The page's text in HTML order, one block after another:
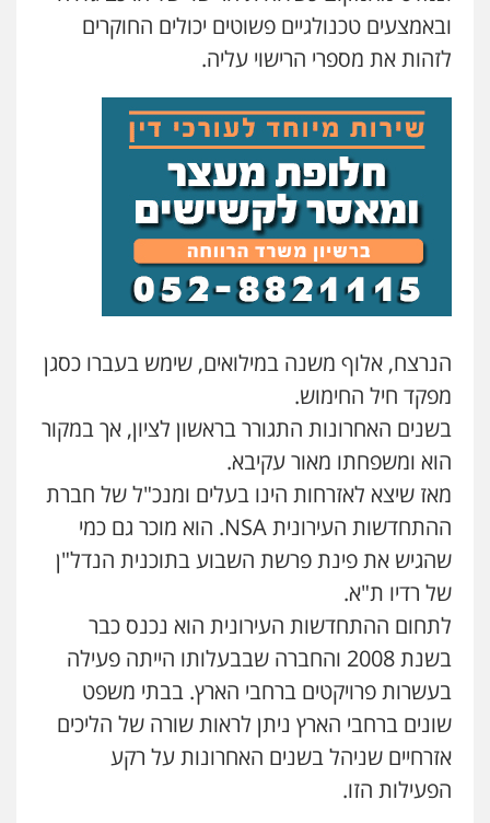
עו"ד אסף גונן
פלילי פשע חמור תעבורה צבא מעצרים
0542255161
גל דהן – משרד עורך דין פלילי
וחקירות
0544723840
עו"ד ראוף נג'אר
פלילי עורכי דין לענייני אסירים מעצרים
סמים רכוש
0548009246
דוד אפרים משרד עורכי דין
0506209859
עדי כרמלי – חברת עו"ד
פלילי כלכלי עורכי דין לענייני אסירים
0525060666
גיא זהבי משרד עורכי דין
פלילי משפחה
503456449
עו"ד איהאב ג'לג'ולי
ובאמצעים טכנולגיים פשוטים יכולים החוקרים
לזהות את מספרי הרישוי עליה.
הנרצח, אלוף משנה במילואים, שימש בעברו כסגן
מפקד חיל החימוש.
בשנים האחרונות התגורר בראשון לציון, אך במקור
הוא ומשפחתו מאור עקיבא.
מאז שיצא לאזרחות הינו בעלים ומנכ"ל של חברת
ההתחדשות העירונית NSA. הוא מוכר גם כמי
שהגיש את פינת פרשת השבוע בתוכנית הנדל"ן
של רדיו ת"א.
לתחום ההתחדשות העירונית הוא נכנס כבר
בשנת 2008 והחברה שבבעלותו הייתה פעילה
בעשרות פרויקטים ברחבי הארץ. בבתי משפט
שונים ברחבי הארץ ניתן לראות שורה של הליכים
אזרחיים שניהל בשנים האחרונות על רקע
הפעילות הזו.